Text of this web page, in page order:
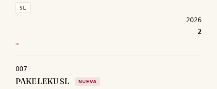
SL
2026
2
→
007
PAKE LEKU SL NUEVA